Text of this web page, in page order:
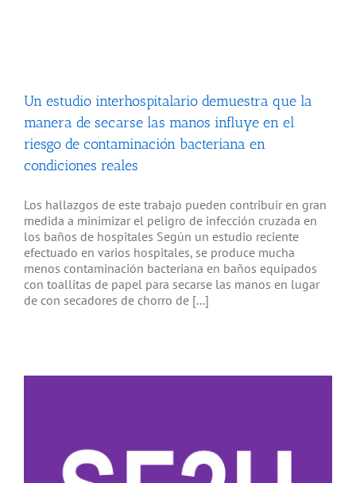
Un estudio interhospitalario demuestra que la
manera de secarse las manos influye en el
riesgo de contaminación bacteriana en
condiciones reales
Los hallazgos de este trabajo pueden contribuir en gran
medida a minimizar el peligro de infección cruzada en
los baños de hospitales Según un estudio reciente
efectuado en varios hospitales, se produce mucha
menos contaminación bacteriana en baños equipados
con toallitas de papel para secarse las manos en lugar
de con secadores de chorro de [...]